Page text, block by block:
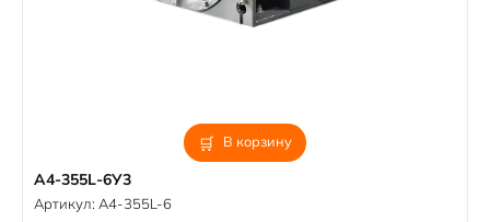
В корзину
A4-355L-6У3
Артикул: A4-355L-6